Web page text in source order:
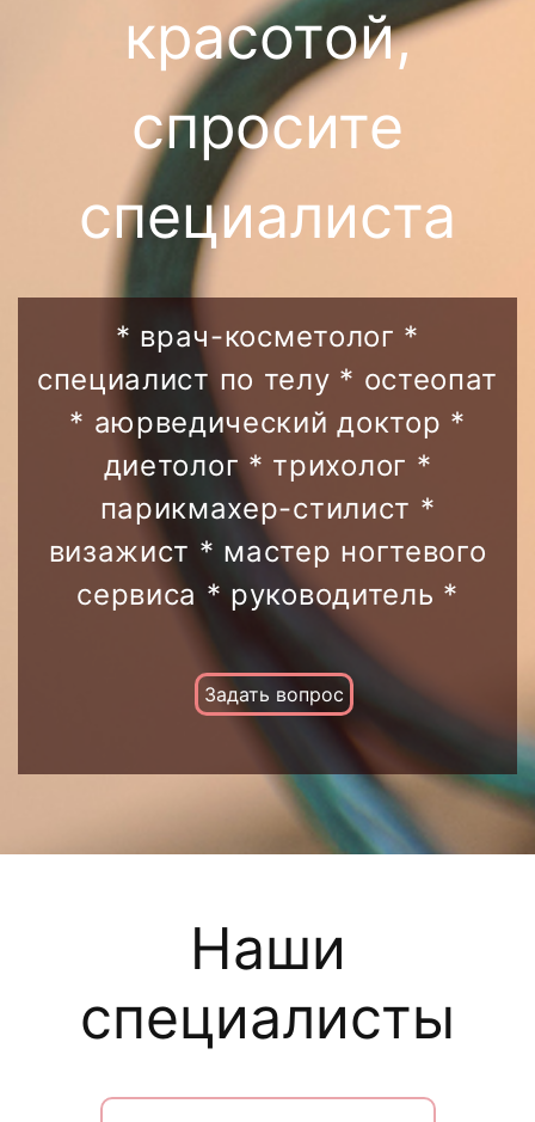
красотой,
спросите
специалиста
* врач-косметолог *
специалист по телу * остеопат
* аюрведический доктор *
диетолог * трихолог *
парикмахер-стилист *
визажист * мастер ногтевого
сервиса * руководитель *
Задать вопрос
Наши
специалисты